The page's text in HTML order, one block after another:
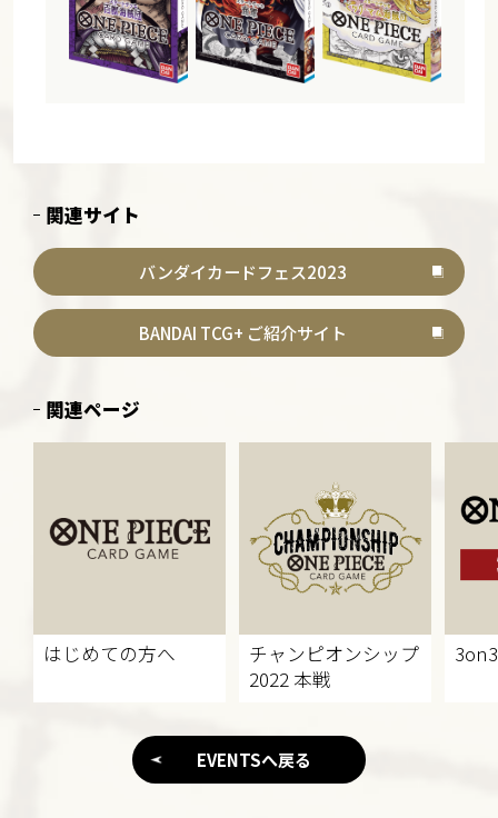
関連サイト
バンダイカードフェス2023
BANDAI TCG+ ご紹介サイト
関連ページ
はじめての方へ
チャンピオンシップ
2022 本戦
EVENTSへ戻る